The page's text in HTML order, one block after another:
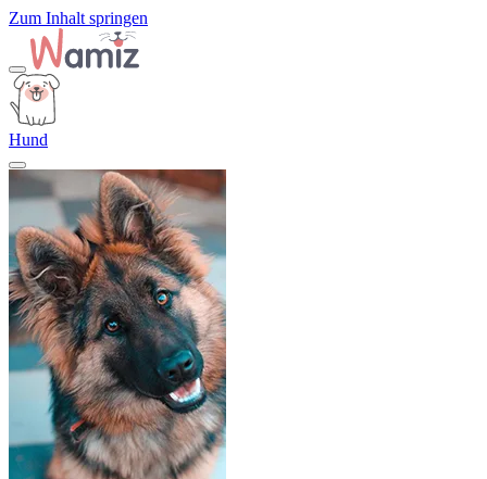
Zum Inhalt springen
Hund